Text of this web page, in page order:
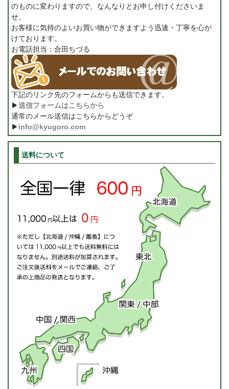
のものに変わりますので、なんなりとお申し付けくださいま
せ。
お客様に気持のよいお買い物ができますよう迅速・丁寧を心が
けております。
お電話担当：合田ちづる
下記のリンク先のフォームからも送信できます。
▶送信フォームはこちらから
通常のメール送信はこちらからどうぞ
▶ info@kyugoro.com
送料について